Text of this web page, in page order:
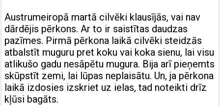
Austrumeiropā martā cilvēki klausījās, vai nav
dārdējis pērkons. Ar to ir saistītas daudzas
pazīmes. Pirmā pērkona laikā cilvēki steidzās
atbalstīt muguru pret koku vai koka sienu, lai visu
atlikušo gadu nesāpētu mugura. Bija arī pieņemts
skūpstīt zemi, lai lūpas neplaisātu. Un, ja pērkona
laikā izdosies izskriet uz ielas, tad noteikti drīz
kļūsi bagāts.